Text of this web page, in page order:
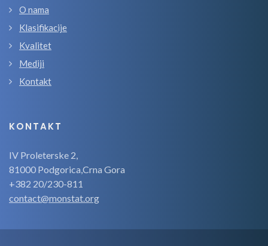
O nama
Klasifikacije
Kvalitet
Mediji
Kontakt
KONTAKT
IV Proleterske 2,
81000 Podgorica,Crna Gora
+382 20/230-811
contact@monstat.org